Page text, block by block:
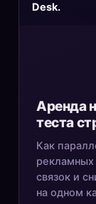
Desk.
Аренда
теста
Как
рекламных
связок и
на одном